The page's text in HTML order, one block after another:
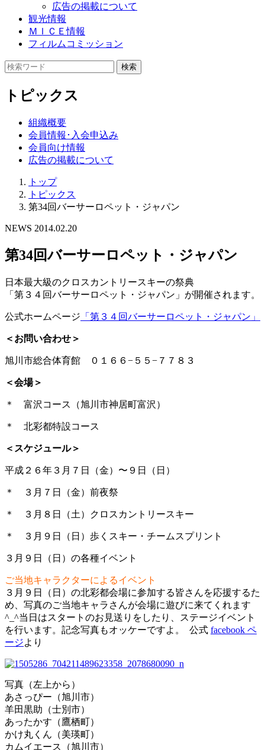
広告の掲載について
観光情報
ＭＩＣＥ情報
フィルムコミッション
トピックス
組織概要
会員情報･入会申込み
会員向け情報
広告の掲載について
トップ
トピックス
第34回バーサーロペット・ジャパン
NEWS 2014.02.20
第34回バーサーロペット・ジャパン
日本最大級のクロスカントリースキーの祭典
「第３４回バーサーロペット・ジャパン」が開催されます。
公式ホームページ 「第３４回バーサーロペット・ジャパン」
＜お問い合わせ＞
旭川市総合体育館 ０１６６−５５−７７８３
＜会場＞
＊ 富沢コース（旭川市神居町富沢）
＊ 北彩都特設コース
＜スケジュール＞
平成２６年３月７日（金）〜９日（日）
＊ ３月７日（金）前夜祭
＊ ３月８日（土）クロスカントリースキー
＊ ３月９日（日）歩くスキー・チームスプリント
３月９日（日）の各種イベント
ご当地キャラクターによるイベント
３月９日（日）の北彩都会場に参加する皆さんを応援するた
め、写真のご当地キャラさんが会場に遊びに来てくれます
^_^当日はスタートのお見送りをしたり、ステージイベント
を行います。記念写真もオッケーですよ。 公式 facebook ペ
ージより
写真（左上から）
あさっぴー（旭川市）
羊田黒助（士別市）
あったかす（鷹栖町）
かけ丸くん（美瑛町）
カムイエース（旭川市）